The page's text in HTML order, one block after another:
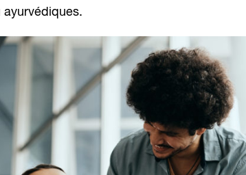
ayurvédiques.